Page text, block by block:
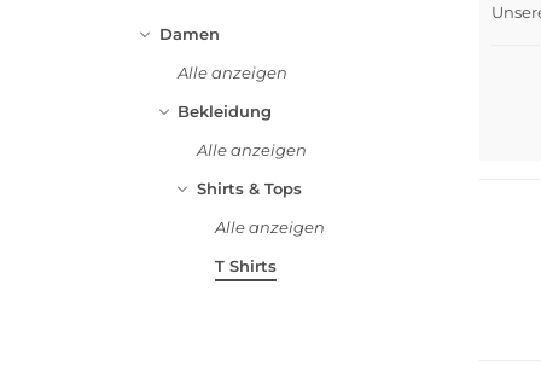
Damen
Alle anzeigen
Bekleidung
Alle anzeigen
Shirts & Tops
Alle anzeigen
T Shirts